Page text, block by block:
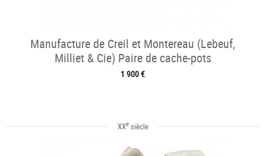
Manufacture de Creil et Montereau (Lebeuf,
Milliet & Cie) Paire de cache-pots
1 900 €
XXesiècle